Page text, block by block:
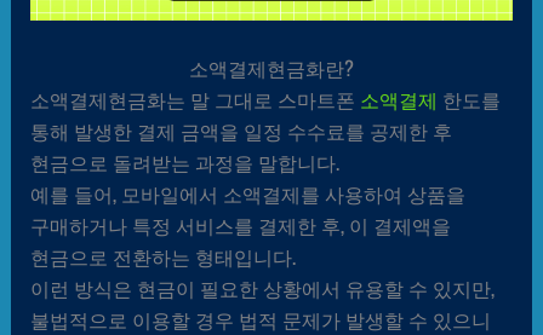
소액결제현금화란?
소액결제현금화는 말 그대로 스마트폰 소액결제 한도를
통해 발생한 결제 금액을 일정 수수료를 공제한 후
현금으로 돌려받는 과정을 말합니다.
예를 들어, 모바일에서 소액결제를 사용하여 상품을
구매하거나 특정 서비스를 결제한 후, 이 결제액을
현금으로 전환하는 형태입니다.
이런 방식은 현금이 필요한 상황에서 유용할 수 있지만,
불법적으로 이용할 경우 법적 문제가 발생할 수 있으니